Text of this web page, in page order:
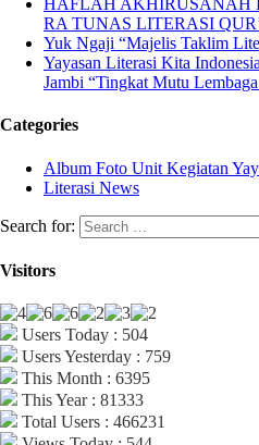
HAFLAH AKHIRUSANAH
RA TUNAS LITERASI
Yuk Ngaji “Majelis Taklim
Yayasan Literasi Kita
Jambi “Tingkat Mutu
Categories
Album Foto Unit Kegiatan
Literasi News
Search for:
Visitors
Users Today : 504
Users Yesterday : 759
This Month : 6395
This Year : 81333
Total Users : 466231